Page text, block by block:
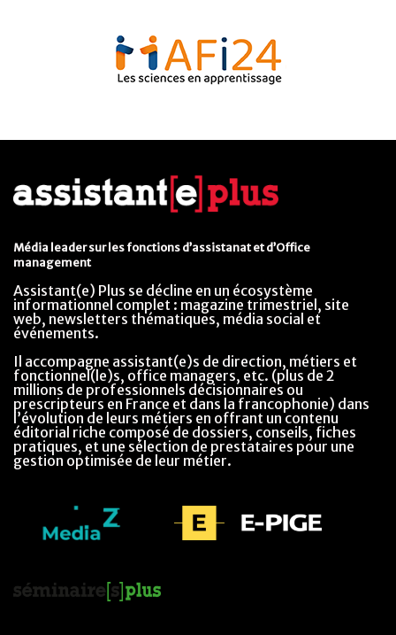
Média leader sur les fonctions d’assistanat et d’Office
management
Assistant(e) Plus se décline en un écosystème
informationnel complet : magazine trimestriel, site
web, newsletters thématiques, média social et
événements.
Il accompagne assistant(e)s de direction, métiers et
fonctionnel(le)s, office managers, etc. (plus de 2
millions de professionnels décisionnaires ou
prescripteurs en France et dans la francophonie) dans
l’évolution de leurs métiers en offrant un contenu
éditorial riche composé de dossiers, conseils, fiches
pratiques, et une sélection de prestataires pour une
gestion optimisée de leur métier.